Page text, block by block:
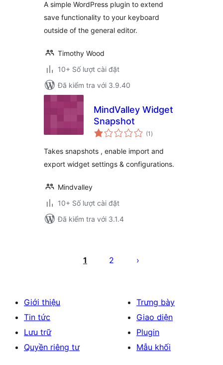
A simple WordPress plugin to extend
save functionality to your keyboard
outside of the general editor.
Timothy Wood
10+ Số lượt cài đặt
Đã kiểm tra với 3.9.40
MindValley Widget
Snapshot
(1 tổng
đánh
)
Takes snapshots , enable import and
export widget settings & configurations.
Mindvalley
10+ Số lượt cài đặt
Đã kiểm tra với 3.1.4
1 2
Giới thiệu
Tin tức
Lưu trữ
Quyền riêng tư
Trưng bày
Giao diện
Plugin
Mẫu khối